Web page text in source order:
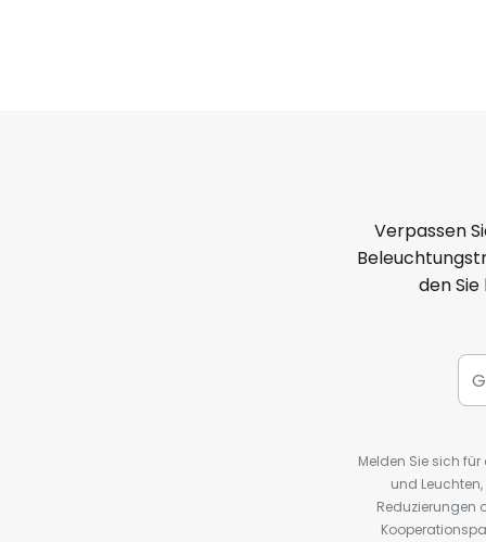
Verpassen
den
Melden Sie sich
und
Reduzierungen